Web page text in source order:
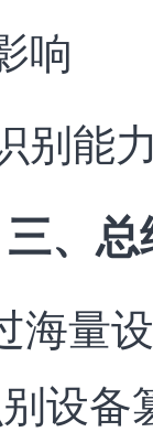
响
别能
三、总
海量
设备